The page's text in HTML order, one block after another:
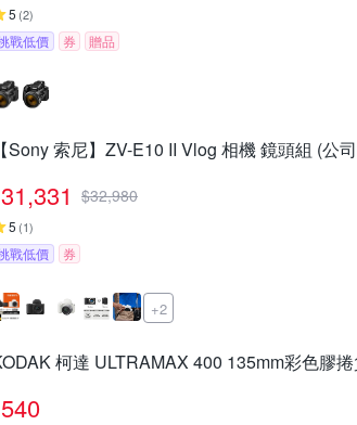
5 (2)
戰低價 券 贈品
Sony 索尼】ZV-E10 II Vlog 相機 鏡頭組 (公
31,331 $32,980
5 (1)
戰低價 券
+2
柯達 ULTRAMAX 400 135mm彩色膠
540